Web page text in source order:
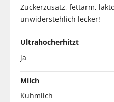
Zuckerzusatz, fettarm,
unwiderstehlich lecker!
Ultrahocherhitzt
ja
Milch
Kuhmilch